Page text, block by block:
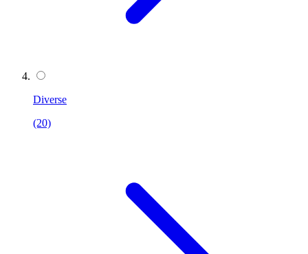
Diverse
(20)